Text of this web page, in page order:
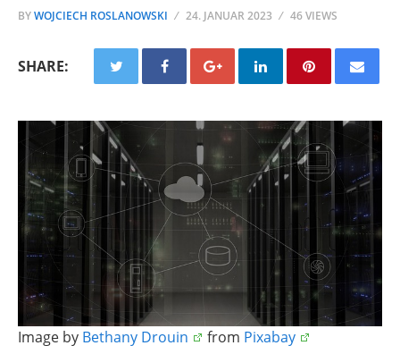
BYWOJCIECH ROSLANOWSKI 24. JANUAR 2023 46 VIEWS
SHARE:
Image by Bethany Drouin from Pixabay